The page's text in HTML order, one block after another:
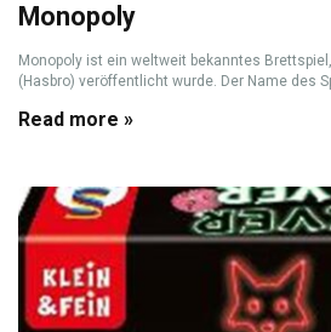
Monopoly
Monopoly ist ein weltweit bekanntes
(Hasbro) veröffentlicht wurde. Der Name des
Read more »